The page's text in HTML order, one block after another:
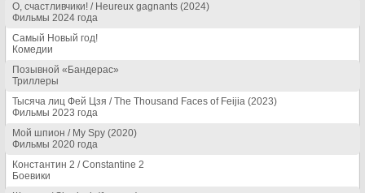
О, счастливчики! / Heureux gagnants (2024)
Фильмы 2024 года
Самый Новый год!
Комедии
Позывной «Бандерас»
Триллеры
Тысяча лиц Фей Цзя / The Thousand Faces of Feijia (2023)
Фильмы 2023 года
Мой шпион / My Spy (2020)
Фильмы 2020 года
Константин 2 / Constantine 2
Боевики